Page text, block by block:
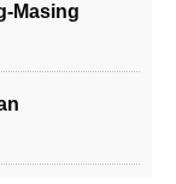
Masing